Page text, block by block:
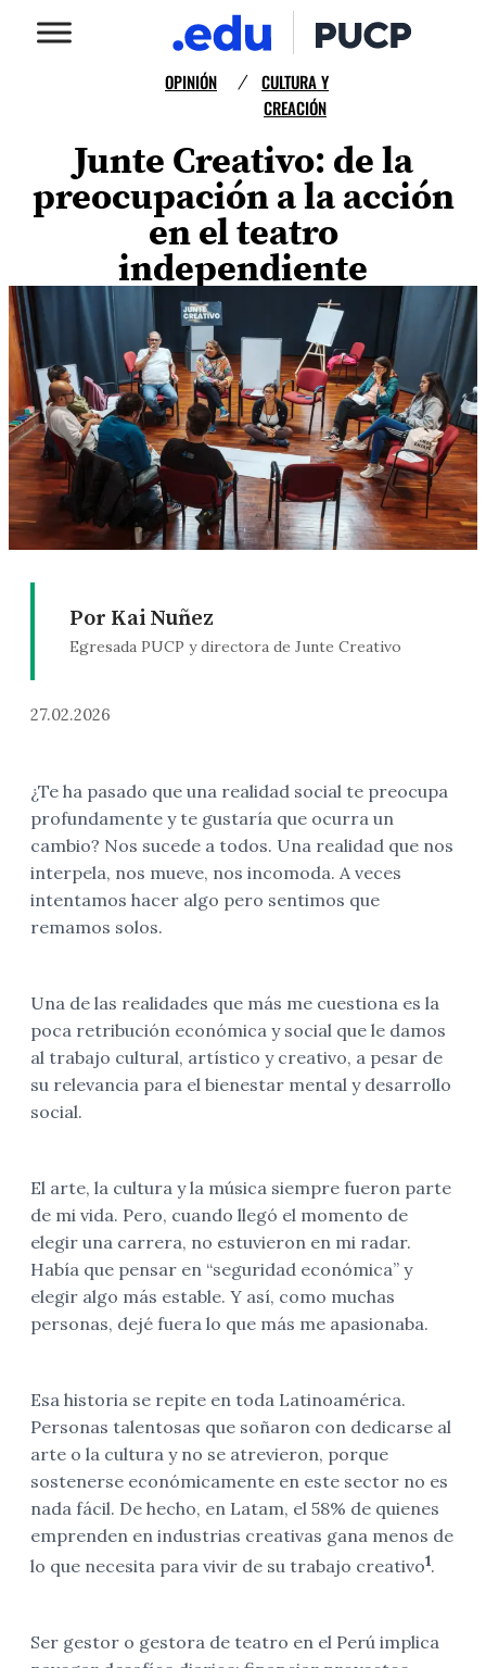
OPINIÓN /
CULTURA Y
CREACIÓN
Junte Creativo: de la
preocupación a la acción
en el teatro
independiente
Por Kai Nuñez
Egresada PUCP y directora de Junte Creativo
27.02.2026
¿Te ha pasado que una realidad social te preocupa
profundamente y te gustaría que ocurra un
cambio? Nos sucede a todos. Una realidad que nos
interpela, nos mueve, nos incomoda. A veces
intentamos hacer algo pero sentimos que
remamos solos.
Una de las realidades que más me cuestiona es la
poca retribución económica y social que le damos
al trabajo cultural, artístico y creativo, a pesar de
su relevancia para el bienestar mental y desarrollo
social.
El arte, la cultura y la música siempre fueron parte
de mi vida. Pero, cuando llegó el momento de
elegir una carrera, no estuvieron en mi radar.
Había que pensar en “seguridad económica” y
elegir algo más estable. Y así, como muchas
personas, dejé fuera lo que más me apasionaba.
Esa historia se repite en toda Latinoamérica.
Personas talentosas que soñaron con dedicarse al
arte o la cultura y no se atrevieron, porque
sostenerse económicamente en este sector no es
nada fácil. De hecho, en Latam, el 58% de quienes
emprenden en industrias creativas gana menos de
lo que necesita para vivir de su trabajo creativo1.
Ser gestor o gestora de teatro en el Perú implica